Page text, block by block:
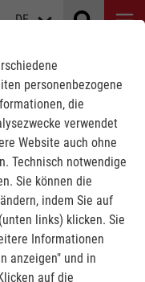
personenbezogene
die
verwendet
Website auch ohne
Technisch notwendige
Sie können die
indem Sie auf
links) klicken. Sie
Informationen
anzeigen" und in
auf die
DE
100-
INNOVATOR SIEGEL